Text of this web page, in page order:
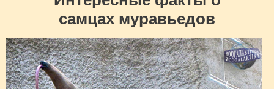
самцах муравьедов